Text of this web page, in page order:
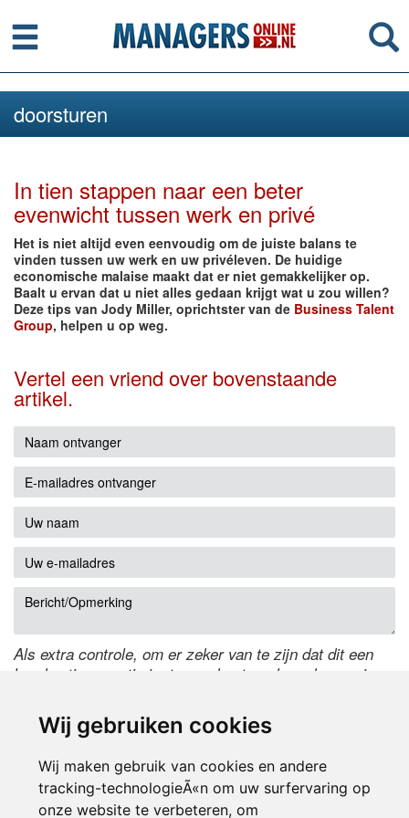
Wij gebruiken cookies
Wij maken gebruik van cookies en andere
tracking-technologieÃ«n om uw surfervaring op
onze website te verbeteren, om
Menu
doorsturen
In tien stappen naar een beter
evenwicht tussen werk en privé
Het is niet altijd even eenvoudig om de juiste balans te
vinden tussen uw werk en uw privéleven. De huidige
economische malaise maakt dat er niet gemakkelijker op.
Baalt u ervan dat u niet alles gedaan krijgt wat u zou willen?
Deze tips van Jody Miller, oprichtster van de Business Talent
Group, helpen u op weg.
Vertel een vriend over bovenstaande
artikel.
Als extra controle, om er zeker van te zijn dat dit een
handmatige reactie is, typ onderstaande code over in
de code te wijzigen.